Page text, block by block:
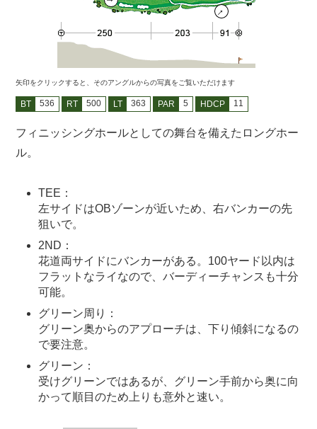
矢印をクリックすると、そのアングルからの写真をご覧いただけます
BT 536 RT 500 LT 363 PAR 5 HDCP 11
フィニッシングホールとしての舞台を備えたロングホー
ル。
TEE：
左サイドはOBゾーンが近いため、右バンカーの先
狙いで。
2ND：
花道両サイドにバンカーがある。100ヤード以内は
フラットなライなので、バーディーチャンスも十分
可能。
グリーン周り：
グリーン奥からのアプローチは、下り傾斜になるの
で要注意。
グリーン：
受けグリーンではあるが、グリーン手前から奥に向
かって順目のため上りも意外と速い。